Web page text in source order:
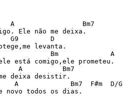
A                 Bm7
Ele não me deixa.
G9        D
levanta.
Bm             A
está comigo,ele prometeu.
A          Bm7
deixa desistir.
A             Bm7  F#m  D/G
novo todos os dias.